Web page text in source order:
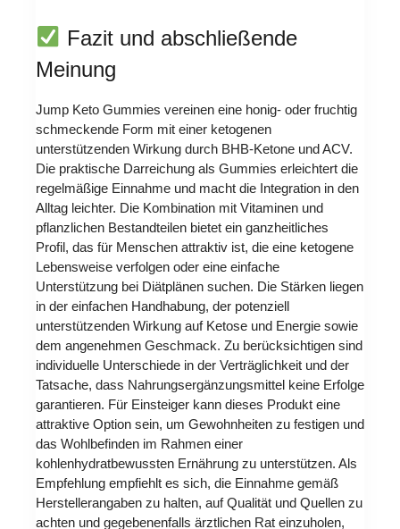
Fazit und abschließende
Meinung
Jump Keto Gummies vereinen eine honig- oder fruchtig
schmeckende Form mit einer ketogenen
unterstützenden Wirkung durch BHB-Ketone und ACV.
Die praktische Darreichung als Gummies erleichtert die
regelmäßige Einnahme und macht die Integration in den
Alltag leichter. Die Kombination mit Vitaminen und
pflanzlichen Bestandteilen bietet ein ganzheitliches
Profil, das für Menschen attraktiv ist, die eine ketogene
Lebensweise verfolgen oder eine einfache
Unterstützung bei Diätplänen suchen. Die Stärken liegen
in der einfachen Handhabung, der potenziell
unterstützenden Wirkung auf Ketose und Energie sowie
dem angenehmen Geschmack. Zu berücksichtigen sind
individuelle Unterschiede in der Verträglichkeit und der
Tatsache, dass Nahrungsergänzungsmittel keine Erfolge
garantieren. Für Einsteiger kann dieses Produkt eine
attraktive Option sein, um Gewohnheiten zu festigen und
das Wohlbefinden im Rahmen einer
kohlenhydratbewussten Ernährung zu unterstützen. Als
Empfehlung empfiehlt es sich, die Einnahme gemäß
Herstellerangaben zu halten, auf Qualität und Quellen zu
achten und gegebenenfalls ärztlichen Rat einzuholen,